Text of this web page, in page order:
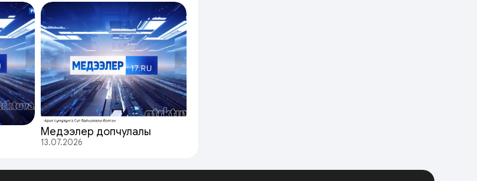
Медээлер допчулалы
13.07.2026